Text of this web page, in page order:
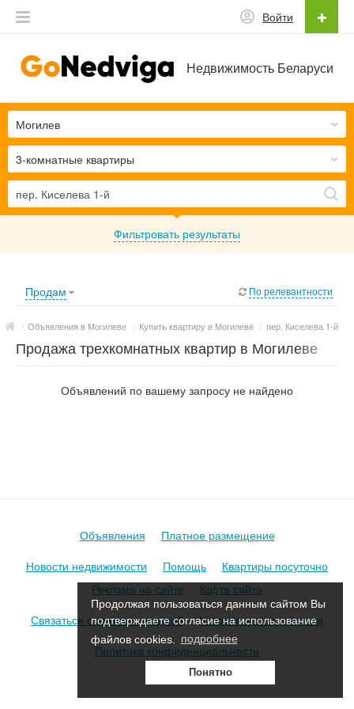
Продолжая пользоваться данным сайтом Вы
подтверждаете согласие на использование
файлов cookies.
подробнее
Понятно
Недвижимость Беларуси
Войти
3-комнатные квартиры
Могилев
Фильтровать результаты
Продам По релевантности
/ Объявления в Могилеве / Купить квартиру в Могилеве / пер. Киселева 1-й
Продажа трехкомнатных квартир в Могилеве
Объявлений по вашему запросу не найдено
Объявления
Платное размещение
Новости недвижимости
Помощь
Квартиры посуточно
Реклама на сайте
Карта сайта
Связаться с администрацией
Условия использования
Политика конфиденциальности